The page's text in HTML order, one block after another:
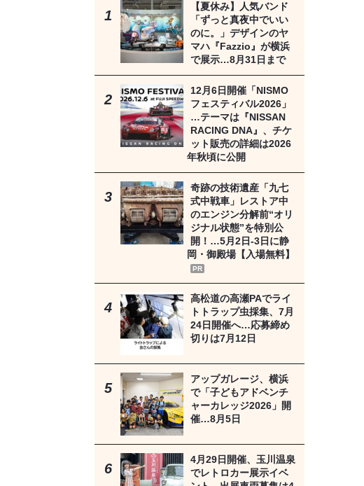
【夏休み】人気バンド
「ずっと真夜中でいい
のに。」デザインのヤ
マハ『Fazzio』が横浜
で展示…8月31日まで
12月6日開催「NISMO
フェスティバル2026」
…テーマは『NISSAN
RACING DNA』、チケ
ット販売の詳細は2026
年秋頃に公開
奇跡の技術遺産「九七
式中戦車」レストア中
のエンジン分解前“オリ
ジナル状態”を特別公
開！…5月2日-3日に静
岡・御殿場【入場無料】
PR
高松道の高瀬PAでライ
トトラップ虫採集、7月
24日開催へ…応募締め
切りは7月12日
アップガレージ、横浜
で「子どもアドベンチ
ャーカレッジ2026」開
催…8月5日
4月29日開催、玉川温泉
でレトロカー展示イベ